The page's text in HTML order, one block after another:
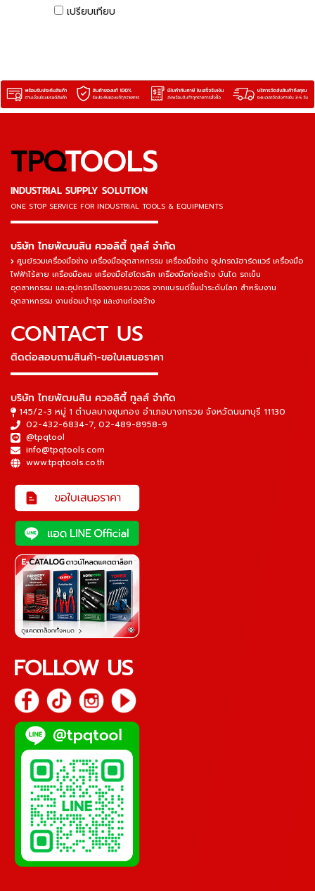
เปรียบเทียบ
TPQTOOLS
INDUSTRIAL SUPPLY SOLUTION
ONE STOP SERVICE FOR INDUSTRIAL TOOLS & EQUIPMENTS
▬▬▬▬▬▬▬▬▬▬▬▬▬▬▬
บริษัท ไทยพัฒนสิน ควอลิตี้ ทูลส์ จำกัด
ศูนย์รวมเครื่องมือช่าง เครื่องมืออุตสาหกรรม เครื่องมือช่าง อุปกรณ์ฮาร์ดแวร์ เครื่องมือ
ไฟฟ้าไร้สาย เครื่องมือลม เครื่องมือไฮโดรลิค เครื่องมือก่อสร้าง บันได รถเข็น
อุตสาหกรรม และอุปกรณ์โรงงานครบวงจร จากแบรนด์ชั้นนำระดับโลก สำหรับงาน
อุตสาหกรรม งานซ่อมบำรุง และงานก่อสร้าง
CONTACT US
ติดต่อสอบถามสินค้า-ขอใบเสนอราคา
▬▬▬▬▬▬▬▬▬▬▬▬▬▬▬
บริษัท ไทยพัฒนสิน ควอลิตี้ ทูลส์ จำกัด
145/2-3 หมู่ 1 ตำบลบางขุนกอง อำเภอบางกรวย จังหวัดนนทบุรี 11130
02-432-6834-7, 02-489-8958-9
@tpqtool
info@tpqtools.com
www.tpqtools.co.th
FOLLOW US